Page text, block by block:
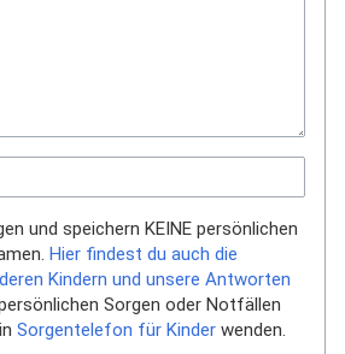
und speichern KEINE persönlichen
Hier findest du auch die
Kindern und unsere Antworten
Sorgen oder Notfällen
Sorgentelefon für Kinder wenden.